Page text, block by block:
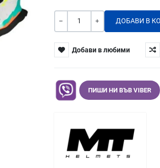
Количество
Добави в любими
ПИШИ НИ ВЪВ VIBER